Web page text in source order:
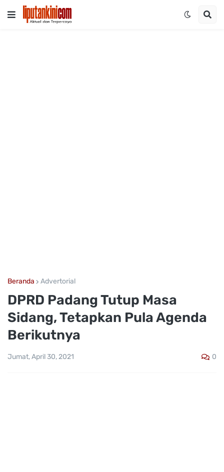
Beranda Advertorial
DPRD Padang Tutup Masa
Sidang, Tetapkan Pula Agenda
Berikutnya
Jumat, April 30, 2021 0